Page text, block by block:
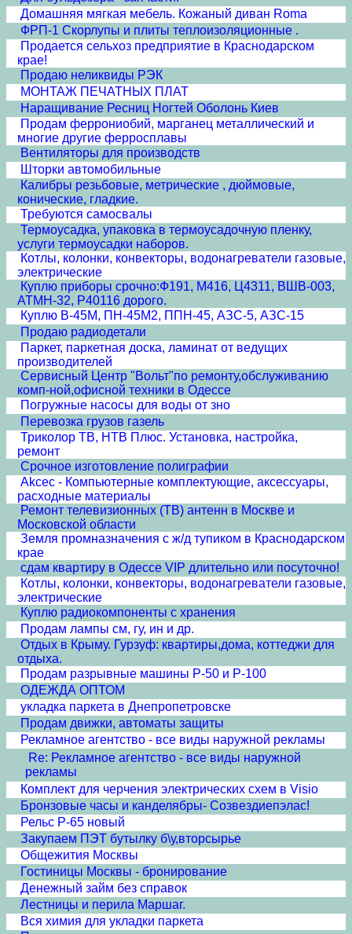
Домашняя мягкая мебель. Кожаный диван Roma
ФРП-1 Скорлупы и плиты теплоизоляционные .
Продается сельхоз предприятие в Краснодарском
крае!
Продаю неликвиды РЭК
МОНТАЖ ПЕЧАТНЫХ ПЛАТ
Наращивание Ресниц Ногтей Оболонь Киев
Продам феррониобий, марганец металлический и
многие другие ферросплавы
Вентиляторы для производств
Шторки автомобильные
Калибры резьбовые, метрические , дюймовые,
конические, гладкие.
Требуются самосвалы
Термоусадка, упаковка в термоусадочную пленку,
услуги термоусадки наборов.
Котлы, колонки, конвекторы, водонагреватели газовые,
электрические
Куплю приборы срочно:Ф191, М416, Ц4311, ВШВ-003,
АТМН-32, Р40116 дорого.
Куплю В-45М, ПН-45М2, ППН-45, АЗС-5, АЗС-15
Продаю радиодетали
Паркет, паркетная доска, ламинат от ведущих
производителей
Сервисный Центр "Вольт"по ремонту,обслуживанию
комп-ной,офисной техники в Одессе
Погружные насосы для воды от зно
Перевозка грузов газель
Триколор ТВ, НТВ Плюс. Установка, настройка,
ремонт
Срочное изготовление полиграфии
Akcec - Компьютерные комплектующие, аксессуары,
расходные материалы
Ремонт телевизионных (ТВ) антенн в Москве и
Московской области
Земля промназначения с ж/д тупиком в Краснодарском
крае
сдам квартиру в Одессе VIP длительно или посуточно!
Котлы, колонки, конвекторы, водонагреватели газовые,
электрические
Куплю радиокомпоненты с хранения
Продам лампы см, гу, ин и др.
Отдых в Крыму. Гурзуф: квартиры,дома, коттеджи для
отдыха.
Продам разрывные машины Р-50 и Р-100
ОДЕЖДА ОПТОМ
укладка паркета в Днепропетровске
Продам движки, автоматы защиты
Рекламное агентство - все виды наружной рекламы
Re: Рекламное агентство - все виды наружной
рекламы
Комплект для черчения электрических схем в Visio
Бронзовые часы и канделябры- Созвездиепэлас!
Рельс Р-65 новый
Закупаем ПЭТ бутылку б\у,вторсырье
Общежития Москвы
Гостиницы Москвы - бронирование
Денежный займ без справок
Лестницы и перила Маршаг.
Вся химия для укладки паркета